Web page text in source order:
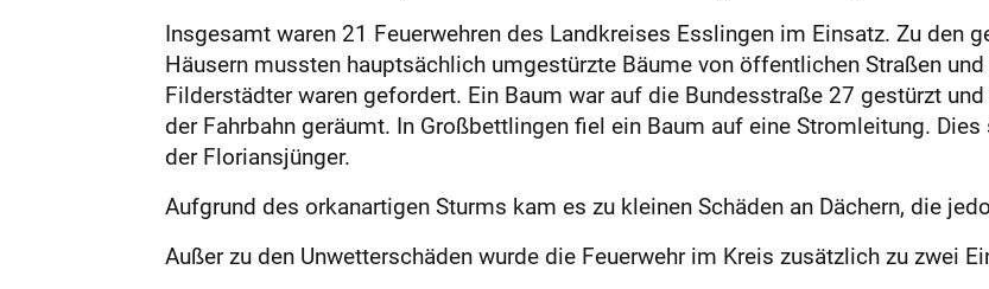
Insgesamt waren 21 Feuerwehren des Landkreises Esslingen im Einsatz. Zu den
Häusern mussten hauptsächlich umgestürzte Bäume von öffentlichen Straßen
Filderstädter waren gefordert. Ein Baum war auf die Bundesstraße 27 gestürzt
der Fahrbahn geräumt. In Großbettlingen fiel ein Baum auf eine Stromleitung.
der Floriansjünger.
Aufgrund des orkanartigen Sturms kam es zu kleinen Schäden an Dächern, die
Außer zu den Unwetterschäden wurde die Feuerwehr im Kreis zusätzlich zu zwei